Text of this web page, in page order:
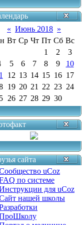
« Июнь 2018 »
Вт Ср Чт Пт Сб Вс
1
2
3
5 6 7 8 9
10
12 13 14 15 16 17
19 20 21 22 23 24
26 27 28 29 30
сайта
uCoz
по системе
для uCoz
нашей школы